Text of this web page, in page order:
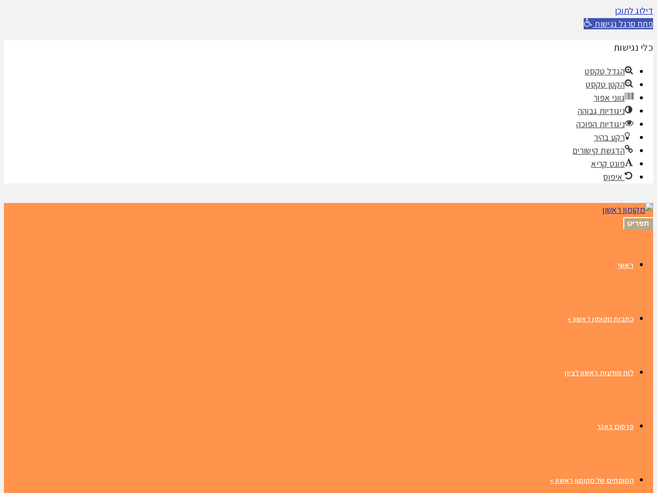
דילוג לתוכן
פתח סרגל נגישות
כלי נגישות
הגדל טקסט
הקטן טקסט
גווני אפור
ניגודיות גבוהה
ניגודיות הפוכה
רקע בהיר
הדגשת קישורים
פונט קריא
איפוס
תפריט
ראשי
כתבות מקומון ראשון »
לוח מודעות ראשון לציון
פרסום באנר
המומחים של מקומון ראשון »